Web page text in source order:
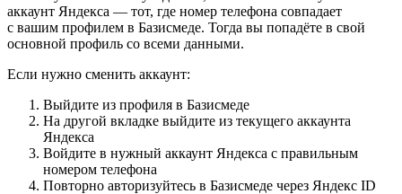
аккаунт Яндекса — тот, где номер телефона совпадает
с вашим профилем в Базисмеде. Тогда вы попадёте в свой
основной профиль со всеми данными.
Если нужно сменить аккаунт:
Выйдите из профиля в Базисмеде
На другой вкладке выйдите из текущего аккаунта
Яндекса
Войдите в нужный аккаунт Яндекса с правильным
номером телефона
Повторно авторизуйтесь в Базисмеде через Яндекс ID